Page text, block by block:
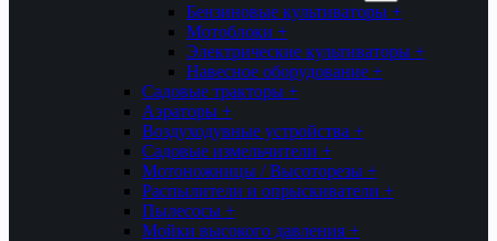
Бензиновые культиваторы +
Мотоблоки +
Электрические культиваторы +
Навесное оборудование +
Садовые тракторы +
Аэраторы +
Воздуходувные устройства +
Садовые измельчители +
Мотоножницы / Высоторезы +
Распылители и опрыскиватели +
Пылесосы +
Мойки высокого давления +